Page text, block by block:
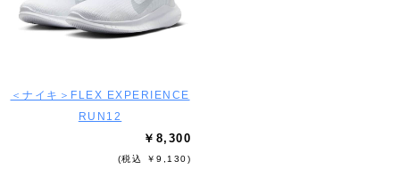
＜ナイキ＞FLEX EXPERIENCE
RUN12
￥8,300
(税込 ￥9,130)